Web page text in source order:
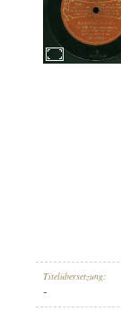
Titelübersetzung:
-